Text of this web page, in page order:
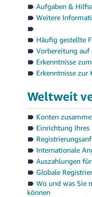
Aufgaben &
Weitere
Häufig gestellte
Vorbereitung auf
Erkenntnisse
Erkenntnisse zur
Weltweit
Konten
Einrichtung
Internationale
Auszahlungen
Globale
Wo und was Sie
können